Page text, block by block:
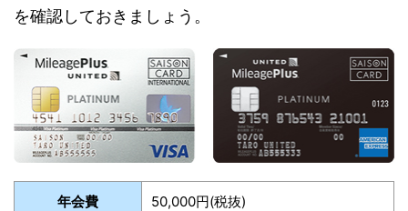
を確認しておきましょう。
年会費 50,000円(税抜)